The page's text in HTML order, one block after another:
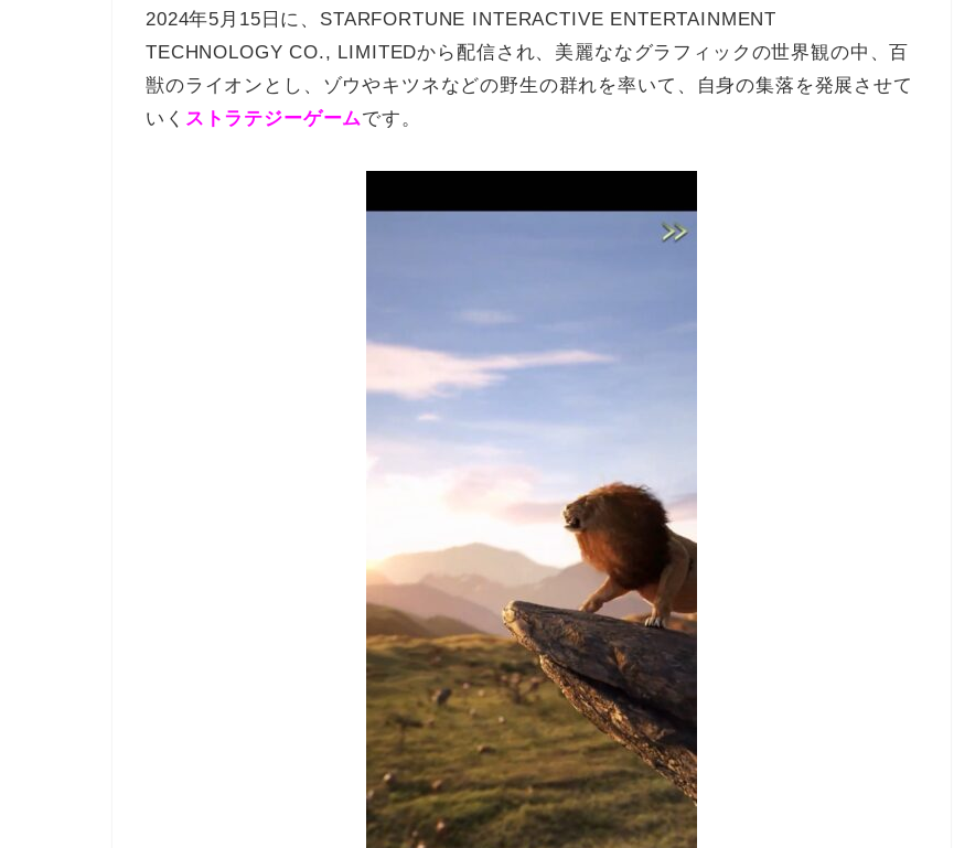
2024年5月15日に、STARFORTUNE INTERACTIVE ENTERTAINMENT
TECHNOLOGY CO., LIMITEDから配信され、美麗ななグラフィックの世界観の中、百
獣のライオンとし、ゾウやキツネなどの野生の群れを率いて、自身の集落を発展させて
いく ストラテジーゲームです。